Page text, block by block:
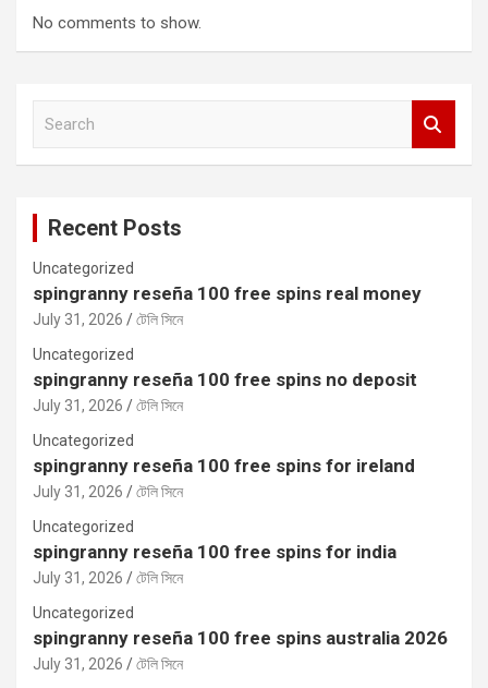
No comments to show.
Recent Posts
Uncategorized
spingranny reseña 100 free spins real money
July 31, 2026
টেলি সিনে
Uncategorized
spingranny reseña 100 free spins no deposit
July 31, 2026
টেলি সিনে
Uncategorized
spingranny reseña 100 free spins for ireland
July 31, 2026
টেলি সিনে
Uncategorized
spingranny reseña 100 free spins for india
July 31, 2026
টেলি সিনে
Uncategorized
spingranny reseña 100 free spins australia 2026
July 31, 2026 টেলি সিনে